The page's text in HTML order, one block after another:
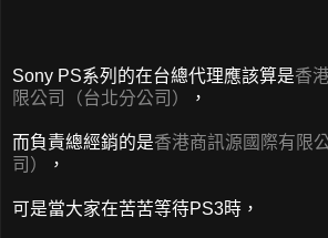
Sony PS系列的在台總代理應該算是香
限公司（台北分公司）
，
而負責總經銷的是香港商訊源國際有限
司）
，
可是當大家在苦苦等待PS3時，